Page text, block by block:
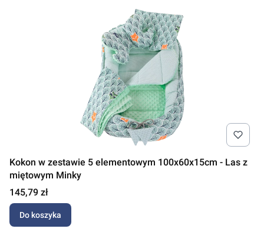
Kokon w zestawie 5 elementowym 100x60x15cm - Las z
miętowym Minky
Cena
145,79 zł
Do koszyka